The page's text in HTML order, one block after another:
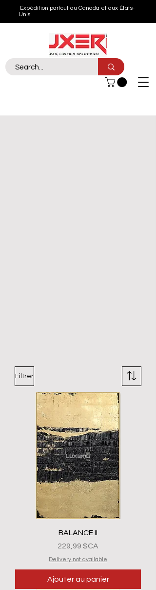
Expédition partout au Canada et aux États-
Unis
Filtrer
BALANCE II
Prix
229,99 $CA
Delivery not available
Ajouter au panier